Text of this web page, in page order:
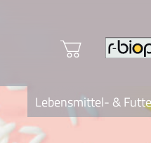
Lebensmittel- &
Clinical Diagnostics